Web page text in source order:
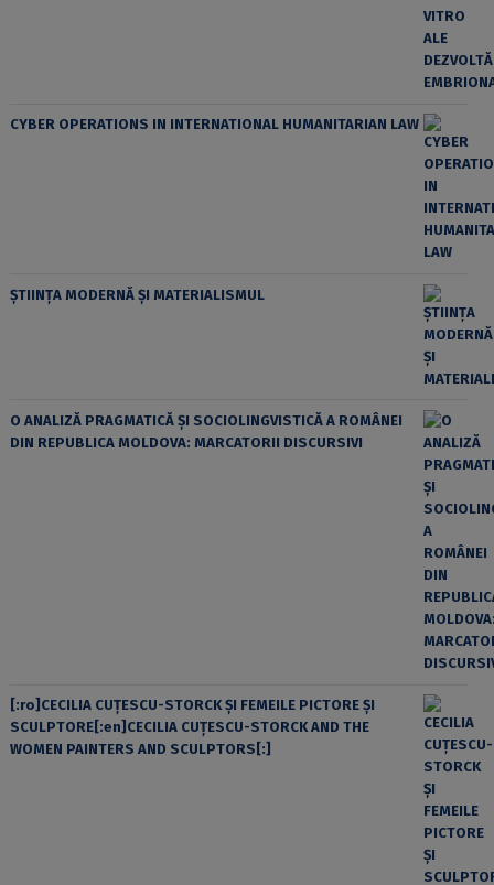
CYBER OPERATIONS IN INTERNATIONAL HUMANITARIAN LAW
ȘTIINȚA MODERNĂ ȘI MATERIALISMUL
O ANALIZĂ PRAGMATICĂ ȘI SOCIOLINGVISTICĂ A ROMÂNEI
DIN REPUBLICA MOLDOVA: MARCATORII DISCURSIVI
[:ro]CECILIA CUŢESCU-STORCK ŞI FEMEILE PICTORE ŞI
SCULPTORE[:en]CECILIA CUŢESCU-STORCK AND THE
WOMEN PAINTERS AND SCULPTORS[:]